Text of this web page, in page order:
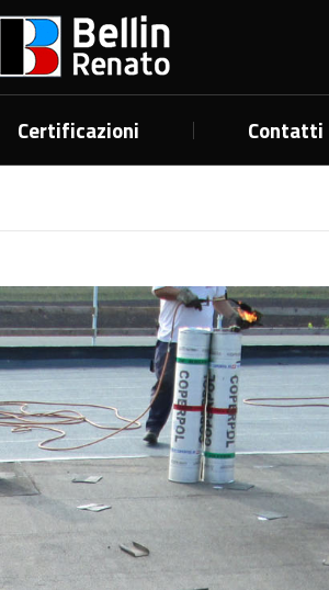
Certificazioni Contatti